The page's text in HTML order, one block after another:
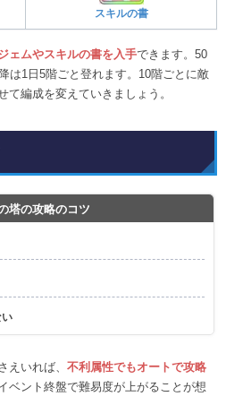
スキルの書
ェムやスキルの書を入手できます。50
は1日5階ごと登れます。10階ごとに敵
編成を変えていきましょう。
塔の攻略のコツ
えいれば、 不利属性でもオートで攻略
ベント終盤で難易度が上がることが想